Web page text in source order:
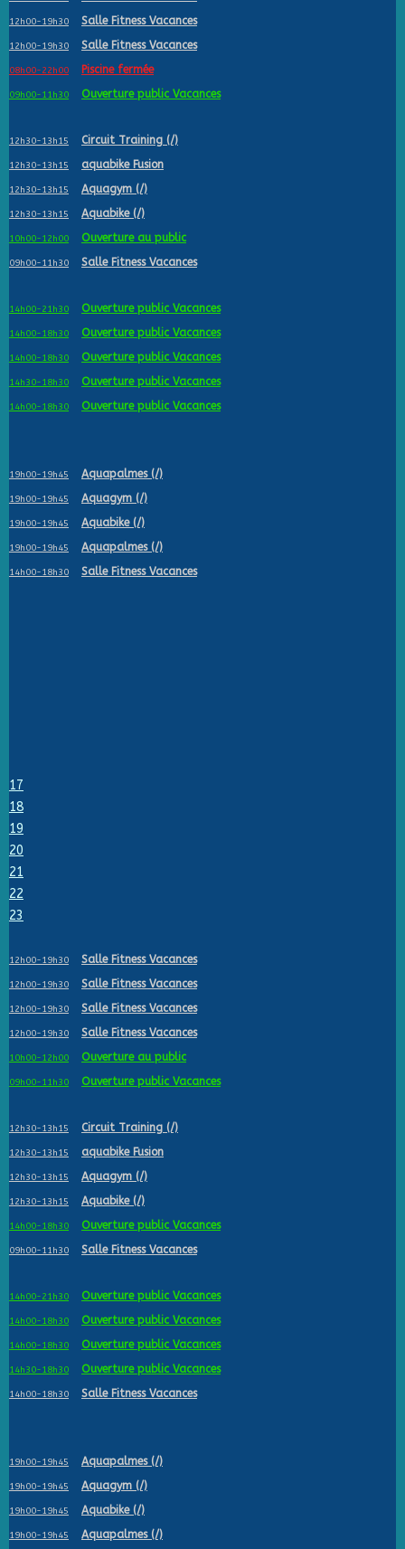
12h00-19h30 Salle Fitness Vacances
12h00-19h30 Salle Fitness Vacances
08h00-22h00 Piscine fermée
09h00-11h30 Ouverture public Vacances
12h30-13h15 Circuit Training (/)
12h30-13h15 aquabike Fusion
12h30-13h15 Aquagym (/)
12h30-13h15 Aquabike (/)
10h00-12h00 Ouverture au public
09h00-11h30 Salle Fitness Vacances
14h00-21h30 Ouverture public Vacances
14h00-18h30 Ouverture public Vacances
14h00-18h30 Ouverture public Vacances
14h30-18h30 Ouverture public Vacances
14h00-18h30 Ouverture public Vacances
19h00-19h45 Aquapalmes (/)
19h00-19h45 Aquagym (/)
19h00-19h45 Aquabike (/)
19h00-19h45 Aquapalmes (/)
14h00-18h30 Salle Fitness Vacances
17
18
19
20
21
22
23
12h00-19h30 Salle Fitness Vacances
12h00-19h30 Salle Fitness Vacances
12h00-19h30 Salle Fitness Vacances
12h00-19h30 Salle Fitness Vacances
10h00-12h00 Ouverture au public
09h00-11h30 Ouverture public Vacances
12h30-13h15 Circuit Training (/)
12h30-13h15 aquabike Fusion
12h30-13h15 Aquagym (/)
12h30-13h15 Aquabike (/)
14h00-18h30 Ouverture public Vacances
09h00-11h30 Salle Fitness Vacances
14h00-21h30 Ouverture public Vacances
14h00-18h30 Ouverture public Vacances
14h00-18h30 Ouverture public Vacances
14h30-18h30 Ouverture public Vacances
14h00-18h30 Salle Fitness Vacances
19h00-19h45 Aquapalmes (/)
19h00-19h45 Aquagym (/)
19h00-19h45 Aquabike (/)
19h00-19h45 Aquapalmes (/)